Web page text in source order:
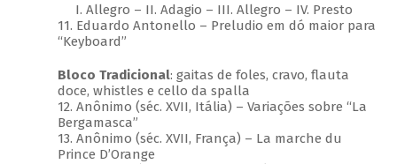
I. Allegro – II. Adagio – III. Allegro – IV. Presto
11. Eduardo Antonello – Preludio em dó maior para
“Keyboard”
Bloco Tradicional: gaitas de foles, cravo, flauta
doce, whistles e cello da spalla
12. Anônimo (séc. XVII, Itália) – Variações sobre “La
Bergamasca”
13. Anônimo (séc. XVII, França) – La marche du
Prince D’Orange